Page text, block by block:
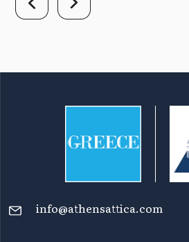
info@athensattica.com